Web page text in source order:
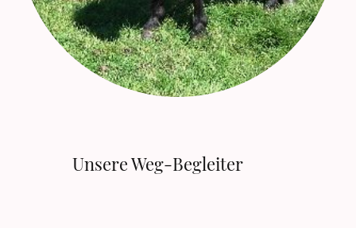
Unsere Weg-Begleiter